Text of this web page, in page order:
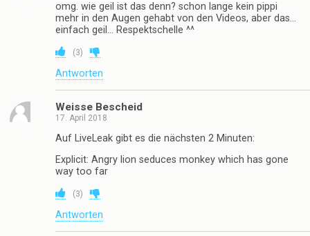
omg. wie geil ist das denn? schon lange kein pippi
mehr in den Augen gehabt von den Videos, aber das…
einfach geil… Respektschelle ^^
(3)
Antworten
Weisse Bescheid
17. April 2018
Auf LiveLeak gibt es die nächsten 2 Minuten:
Explicit: Angry lion seduces monkey which has gone
way too far
(3)
Antworten